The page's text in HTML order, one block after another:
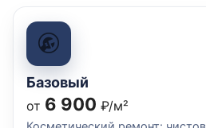
Базовый
от 6 900 ₽/м²